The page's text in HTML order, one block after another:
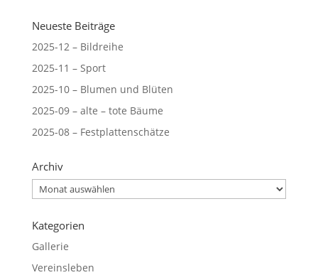
Neueste Beiträge
2025-12 – Bildreihe
2025-11 – Sport
2025-10 – Blumen und Blüten
2025-09 – alte – tote Bäume
2025-08 – Festplattenschätze
Archiv
Archiv
Kategorien
Gallerie
Vereinsleben